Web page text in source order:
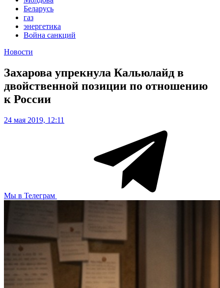
Беларусь
газ
энергетика
Война санкций
Новости
Захарова упрекнула Кальюлайд в
двойственной позиции по отношению
к России
24 мая 2019, 12:11
Мы в Телеграм